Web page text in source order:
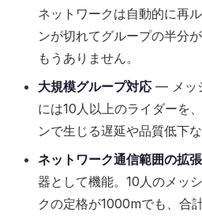
ネットワークは自動的に再
ンが切れてグループの半分
もうありません。
大規模グループ対応 — メッ
には10人以上のライダーを
ンで生じる遅延や品質低下な
ネットワーク通信範囲の拡張
器として機能。10人のメッ
クの定格が1000mでも、合